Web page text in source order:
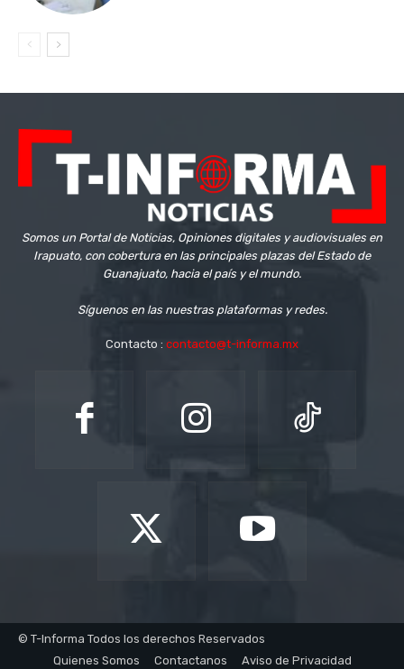
Somos un Portal de Noticias, Opiniones digitales y audiovisuales en
Irapuato, con cobertura en las principales plazas del Estado de
Guanajuato, hacia el país y el mundo.
Síguenos en las nuestras plataformas y redes.
Contacto : contacto@t-informa.mx
© T-Informa Todos los derechos Reservados
Quienes Somos
Contactanos Aviso de Privacidad